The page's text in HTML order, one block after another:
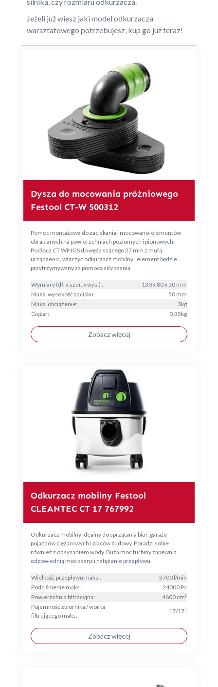
Jeżeli już wiesz jaki model odkurzacza
warsztatowego potrzebujesz, kup go już teraz!
Dysza do mocowania próżniowego
Festool CT-W 500312
Pomoc montażowa do zaciskania i mocowania elementów
obrabianych na powierzchniach poziomych i pionowych.
Podłącz CT WINGS do węża ssącego 27 mm z mufą
urządzenia, włączyć odkurzacz mobilny i element będzie
przytrzymywany za pomocą siły ssania.
Wymiary (dł. x szer. x wys.) :
130 x 80 x 50 mm
Maks. wysokość zacisku :
50 mm
Maks. obciążenie:
3kg
Ciężar:
0,35kg
Zobacz więcej
Odkurzacz mobilny Festool
CLEANTEC CT 17 767992
Odkurzacz mobilny idealny do sprzątania biur, garaży,
pojazdów ciężarowych i placów budowy. Poradzi sobie
również z odsysaniem wody. Duża moc turbiny zapewnia
odpowiednią moc ssana i natężenie przepływu.
Wielkość przepływu maks.:
3700 l/min
Podciśnienie maks.:
24000 Pa
Powierzchnia filtracyjna:
4600 cm²
Pojemność zbiornika / worka
filtrującego maks.:
17/17 l
Zobacz więcej